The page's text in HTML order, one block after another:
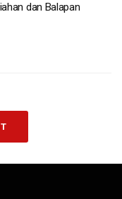
dan Balapan